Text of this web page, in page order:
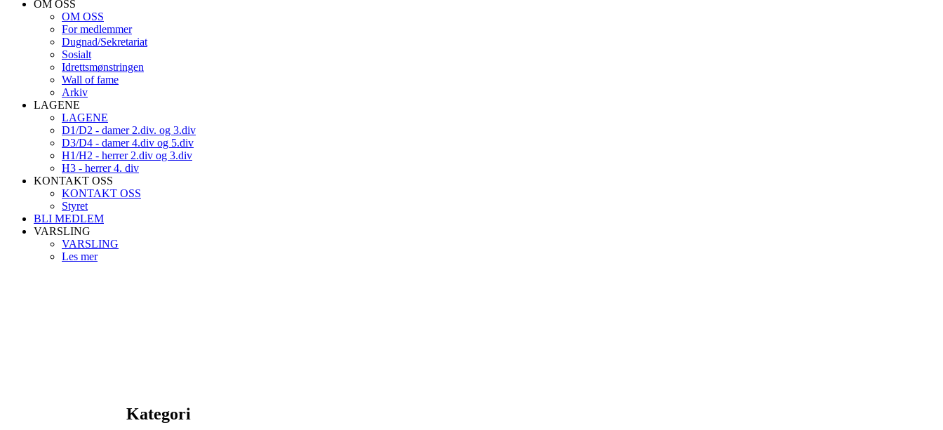
OM OSS
OM OSS
For medlemmer
Dugnad/Sekretariat
Sosialt
Idrettsmønstringen
Wall of fame
Arkiv
LAGENE
LAGENE
D1/D2 - damer 2.div. og 3.div
D3/D4 - damer 4.div og 5.div
H1/H2 - herrer 2.div og 3.div
H3 - herrer 4. div
KONTAKT OSS
KONTAKT OSS
Styret
BLI MEDLEM
VARSLING
VARSLING
Les mer
Kategori